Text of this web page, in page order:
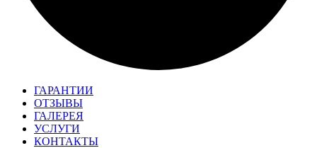
ГАРАНТИИ
ОТЗЫВЫ
ГАЛЕРЕЯ
УСЛУГИ
КОНТАКТЫ